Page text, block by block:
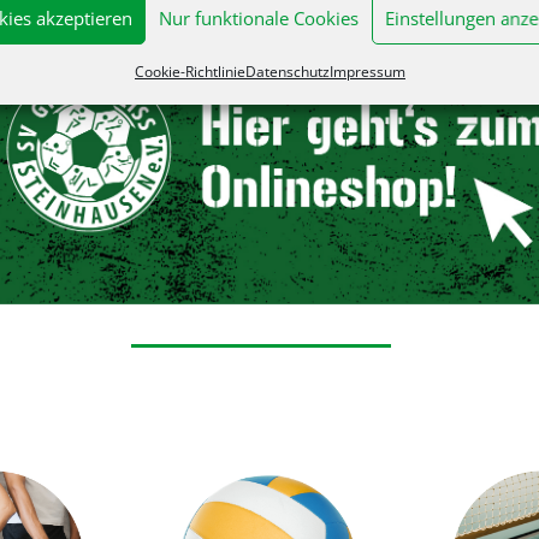
akzeptieren Nur funktionale Cookies Einstellungen
Cookie-RichtlinieDatenschutzImpressum